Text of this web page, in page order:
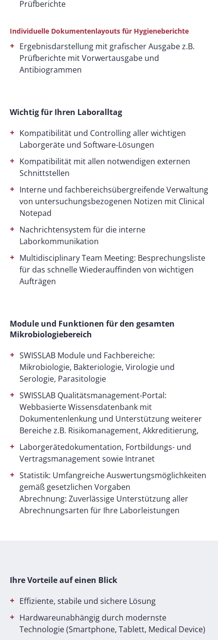
Prüfberichte
Individuelle Dokumentenlayouts für Hygieneberichte
Ergebnisdarstellung mit grafischer Ausgabe z.B.
Prüfberichte mit Vorwertausgabe und
Antibiogrammen
Wichtig für Ihren Laboralltag
Kompatibilität und Controlling aller wichtigen
Laborgeräte und Software-Lösungen
Kompatibilität mit allen notwendigen externen
Schnittstellen
Interne und fachbereichsübergreifende Verwaltung
von untersuchungsbezogenen Notizen mit Clinical
Notepad
Nachrichtensystem für die interne
Laborkommunikation
Multidisciplinary Team Meeting: Besprechungsliste
für das schnelle Wiederauffinden von wichtigen
Aufträgen
Module und Funktionen für den gesamten
Mikrobiologiebereich
SWISSLAB Module und Fachbereiche:
Mikrobiologie, Bakteriologie, Virologie und
Serologie, Parasitologie
SWISSLAB Qualitätsmanagement-Portal:
Webbasierte Wissensdatenbank mit
Dokumentenlenkung und Unterstützung weiterer
Bereiche z.B. Risikomanagement, Akkreditierung,
Laborgerätedokumentation, Fortbildungs- und
Vertragsmanagement sowie Intranet
Statistik: Umfangreiche Auswertungsmöglichkeiten
gemäß gesetzlichen Vorgaben
Abrechnung: Zuverlässige Unterstützung aller
Abrechnungsarten für Ihre Laborleistungen
Ihre Vorteile auf einen Blick
Effiziente, stabile und sichere Lösung
Hardwareunabhängig durch modernste
Technologie (Smartphone, Tablett, Medical Device)